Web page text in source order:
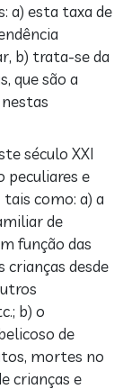
a) esta taxa de
b) trata-se da
que são a
século XXI
peculiares e
como: a) a
de
função das
crianças desde
b) o
de
mortes no
crianças e